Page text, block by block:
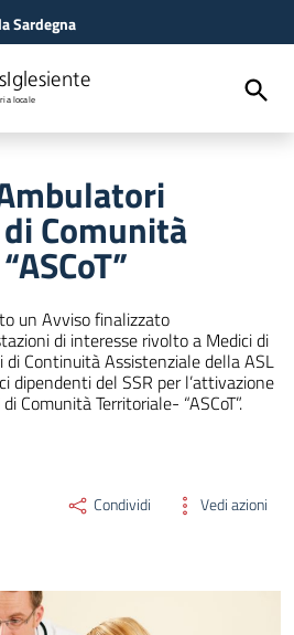
Sardegna
locale
Comunità
un Avviso finalizzato
di interesse rivolto a Medici di
di Continuità Assistenziale della ASL
dipendenti del SSR per l’attivazione
Comunità Territoriale- “ASCoT”.
Condividi Vedi azioni